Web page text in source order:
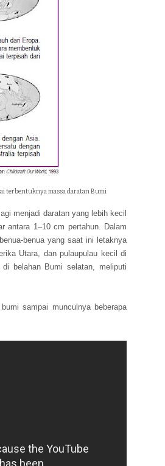
terbentuknya massa daratan Bumi
menjadi daratan yang lebih kecil
antara 1–10 cm pertahun. Dalam
benua yang saat ini letaknya
Utara, dan pulaupulau kecil di
belahan Bumi selatan, meliputi
sampai munculnya beberapa